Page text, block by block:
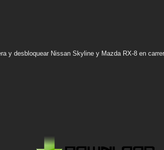
y desbloquear Nissan Skyline y Mazda RX-8 en